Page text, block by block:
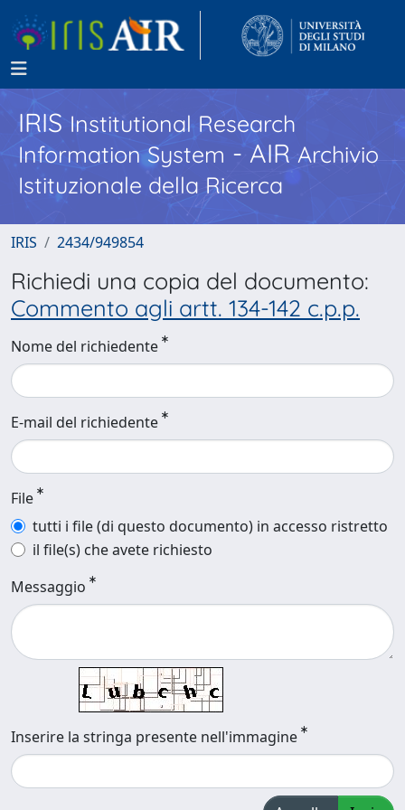
IRISInstitutional Research
Information System - AIR Archivio
Istituzionale della Ricerca
IRIS 2434/949854
Richiedi una copia del documento:
Commento agli artt. 134-142 c.p.p.
Nome del richiedente
E-mail del richiedente
File
tutti i file (di questo documento) in accesso ristretto
il file(s) che avete richiesto
Messaggio
Inserire la stringa presente nell'immagine